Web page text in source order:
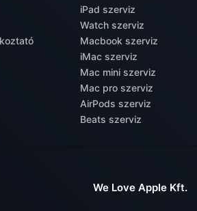
iPad szerviz
Watch szerviz
Macbook szerviz
iMac szerviz
Mac mini szerviz
Mac pro szerviz
AirPods szerviz
Beats szerviz
We Love Apple Kft.